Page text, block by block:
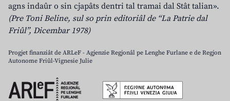
agns indaûr o sin cjapâts dentri tal tramai dal Stât talian».
(Pre Toni Beline, sul so prin editoriâl de “La Patrie dal
Friûl”, Dicembar 1978)
Progjet finanziât de ARLeF - Agjenzie Regjonâl pe Lenghe Furlane e de Regjon
Autonome Friûl-Vignesie Julie